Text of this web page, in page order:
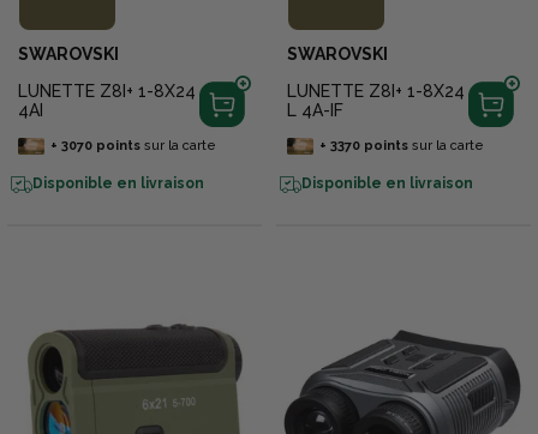
SWAROVSKI
LUNETTE Z8I+ 1-8X24
4AI
+ 3070pointssur la carte
Disponible en livraison
SWAROVSKI
LUNETTE Z8I+ 1-8X24
L 4A-IF
+ 3370pointssur la carte
Disponible en livraison